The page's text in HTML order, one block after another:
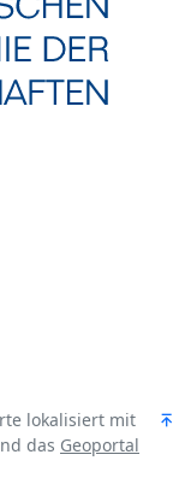
lokalisiert mit
das Geoportal